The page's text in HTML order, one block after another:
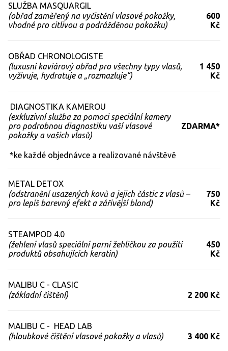
SLUŽBA MASQUARGIL
(obřad zaměřený na vyčistění vlasové pokožky,
vhodné pro citlivou a podrážděnou pokožku)
600
Kč
OBŘAD CHRONOLOGISTE
(luxusní kaviárový obřad pro všechny typy vlasů,
vyživuje, hydratuje a „rozmazluje“)
1 450
Kč
DIAGNOSTIKA KAMEROU
(exkluzivní služba za pomoci speciální kamery
pro podrobnou diagnostiku vaší vlasové
pokožky a vašich vlasů)
ZDARMA*
*ke každé objednávce a realizované návštěvě
METAL DETOX
(odstranění usazených kovů a jejich částic z vlasů –
pro lepíš barevný efekt a zářivější blond)
750
Kč
STEAMPOD 4.0
(žehlení vlasů speciální parní žehličkou za použití
produktů obsahujících keratin)
450
Kč
MALIBU C - CLASIC
(základní čištění)
2 200 Kč
MALIBU C - HEAD LAB
(hloubkové čištění vlasové pokožky a vlasů)
3 400 Kč